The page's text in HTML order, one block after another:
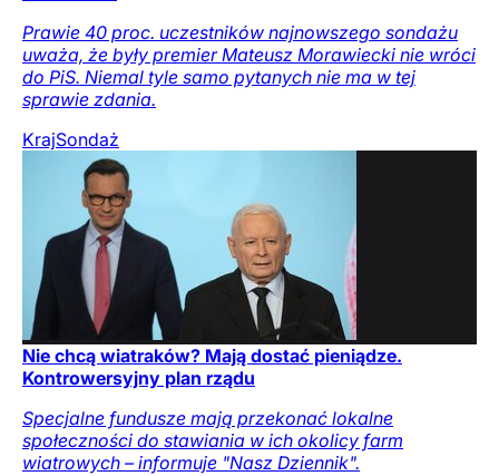
Prawie 40 proc. uczestników najnowszego sondażu
uważa, że były premier Mateusz Morawiecki nie wróci
do PiS. Niemal tyle samo pytanych nie ma w tej
sprawie zdania.
KrajSondaż
Nie chcą wiatraków? Mają dostać pieniądze.
Kontrowersyjny plan rządu
Specjalne fundusze mają przekonać lokalne
społeczności do stawiania w ich okolicy farm
wiatrowych – informuje "Nasz Dziennik".